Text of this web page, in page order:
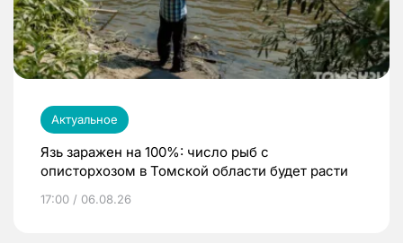
Актуальное
Язь заражен на 100%: число рыб с
описторхозом в Томской области будет расти
17:00 / 06.08.26